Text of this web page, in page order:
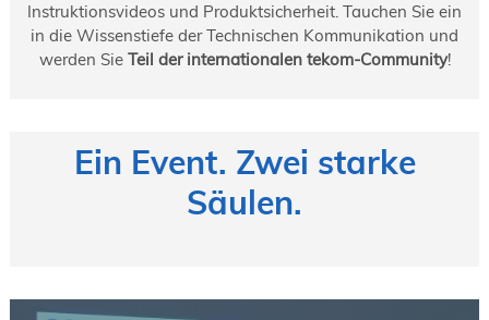
Instruktionsvideos und Produktsicherheit. Tauchen Sie ein
in die Wissenstiefe der Technischen Kommunikation und
werden Sie Teil der internationalen tekom-Community!
Ein Event. Zwei starke
Säulen.